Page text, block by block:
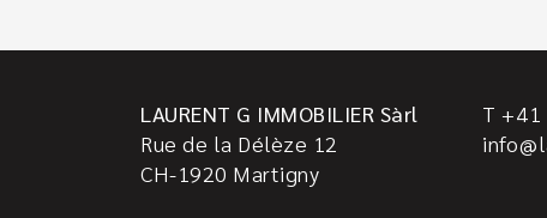
LAURENT G IMMOBILIER Sàrl
Rue de la Délèze 12
CH-1920 Martigny
T